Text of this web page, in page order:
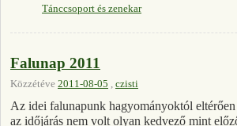
Tánccsoport és zenekar
Falunap 2011
Közzétéve 2011-08-05 , czisti
Az idei falunapunk hagyományoktól
az időjárás nem volt olyan kedvező mint